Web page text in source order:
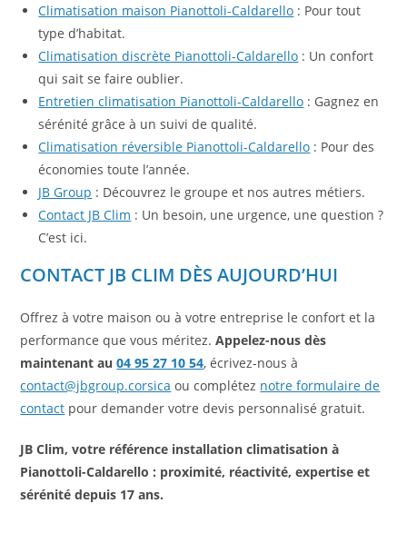
Climatisation maison Pianottoli-Caldarello : Pour tout
type d’habitat.
Climatisation discrète Pianottoli-Caldarello : Un confort
qui sait se faire oublier.
Entretien climatisation Pianottoli-Caldarello : Gagnez en
sérénité grâce à un suivi de qualité.
Climatisation réversible Pianottoli-Caldarello : Pour des
économies toute l’année.
JB Group : Découvrez le groupe et nos autres métiers.
Contact JB Clim : Un besoin, une urgence, une question ?
C’est ici.
CONTACT JB CLIM DÈS AUJOURD’HUI
Offrez à votre maison ou à votre entreprise le confort et la
performance que vous méritez.Appelez-nous dès
maintenant au04 95 27 10 54, écrivez-nous à
contact@jbgroup.corsica ou complétez notre formulaire de
contact pour demander votre devis personnalisé gratuit.
JB Clim, votre référence installation climatisation à
Pianottoli-Caldarello : proximité, réactivité, expertise et
sérénité depuis 17 ans.